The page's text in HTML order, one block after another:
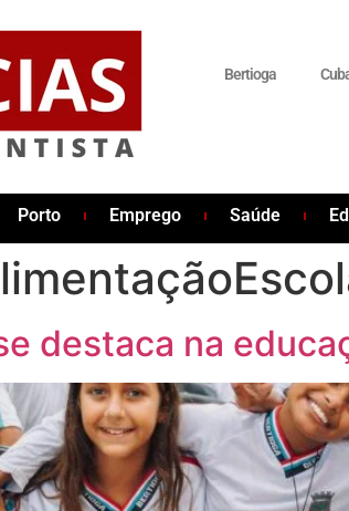
Bertioga
Porto Emprego Saúde
destaca na